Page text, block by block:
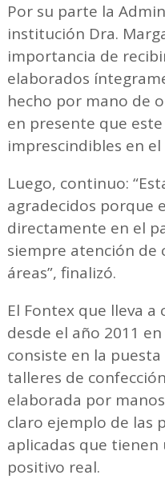
Por su parte la
institución Dra.
importancia de
elaborados
hecho por mano de
en presente que
imprescindibles en el
Luego, continuo:
agradecidos porque
directamente en el
siempre atención de
áreas”, finalizó.
El Fontex que lleva
desde el año 2011
consiste en la
talleres de
elaborada por
claro ejemplo de las
aplicadas que
positivo real.